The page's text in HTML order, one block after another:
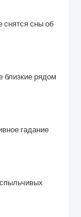
снятся сны об
близкие рядом
гадание